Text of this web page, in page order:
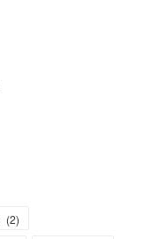
(2)